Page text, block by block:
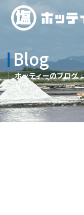
Blog
ホッティーのブログ